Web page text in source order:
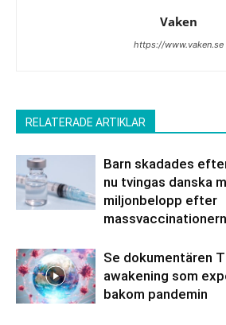
Vaken
https://www.vaken.se
RELATERADE ARTIKLAR
Barn skadades
nu tvingas danska
miljonbelopp efter
Se dokumentären
awakening som
bakom pandemin